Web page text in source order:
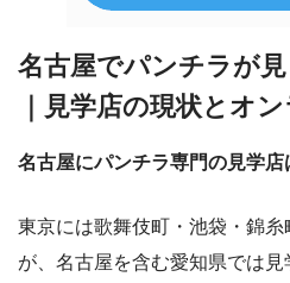
名古屋でパンチラが
｜見学店の現状とオ
名古屋にパンチラ専門の見学店
東京には歌舞伎町・池袋・錦
が、名古屋を含む愛知県では